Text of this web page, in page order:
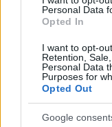
Personal Data
Opted In
I want to opt-
Retention,
Personal Data
Purposes for
Opted Out
Google
Helyi hírek